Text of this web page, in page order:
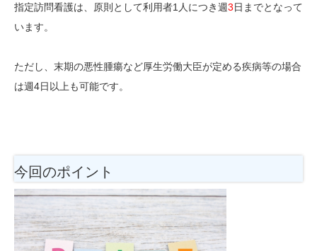
指定訪問看護は、原則として利用者1人につき週3日までとなって
います。
ただし、末期の悪性腫瘍など厚生労働大臣が定める疾病等の場合
は週4日以上も可能です。
今回のポイント